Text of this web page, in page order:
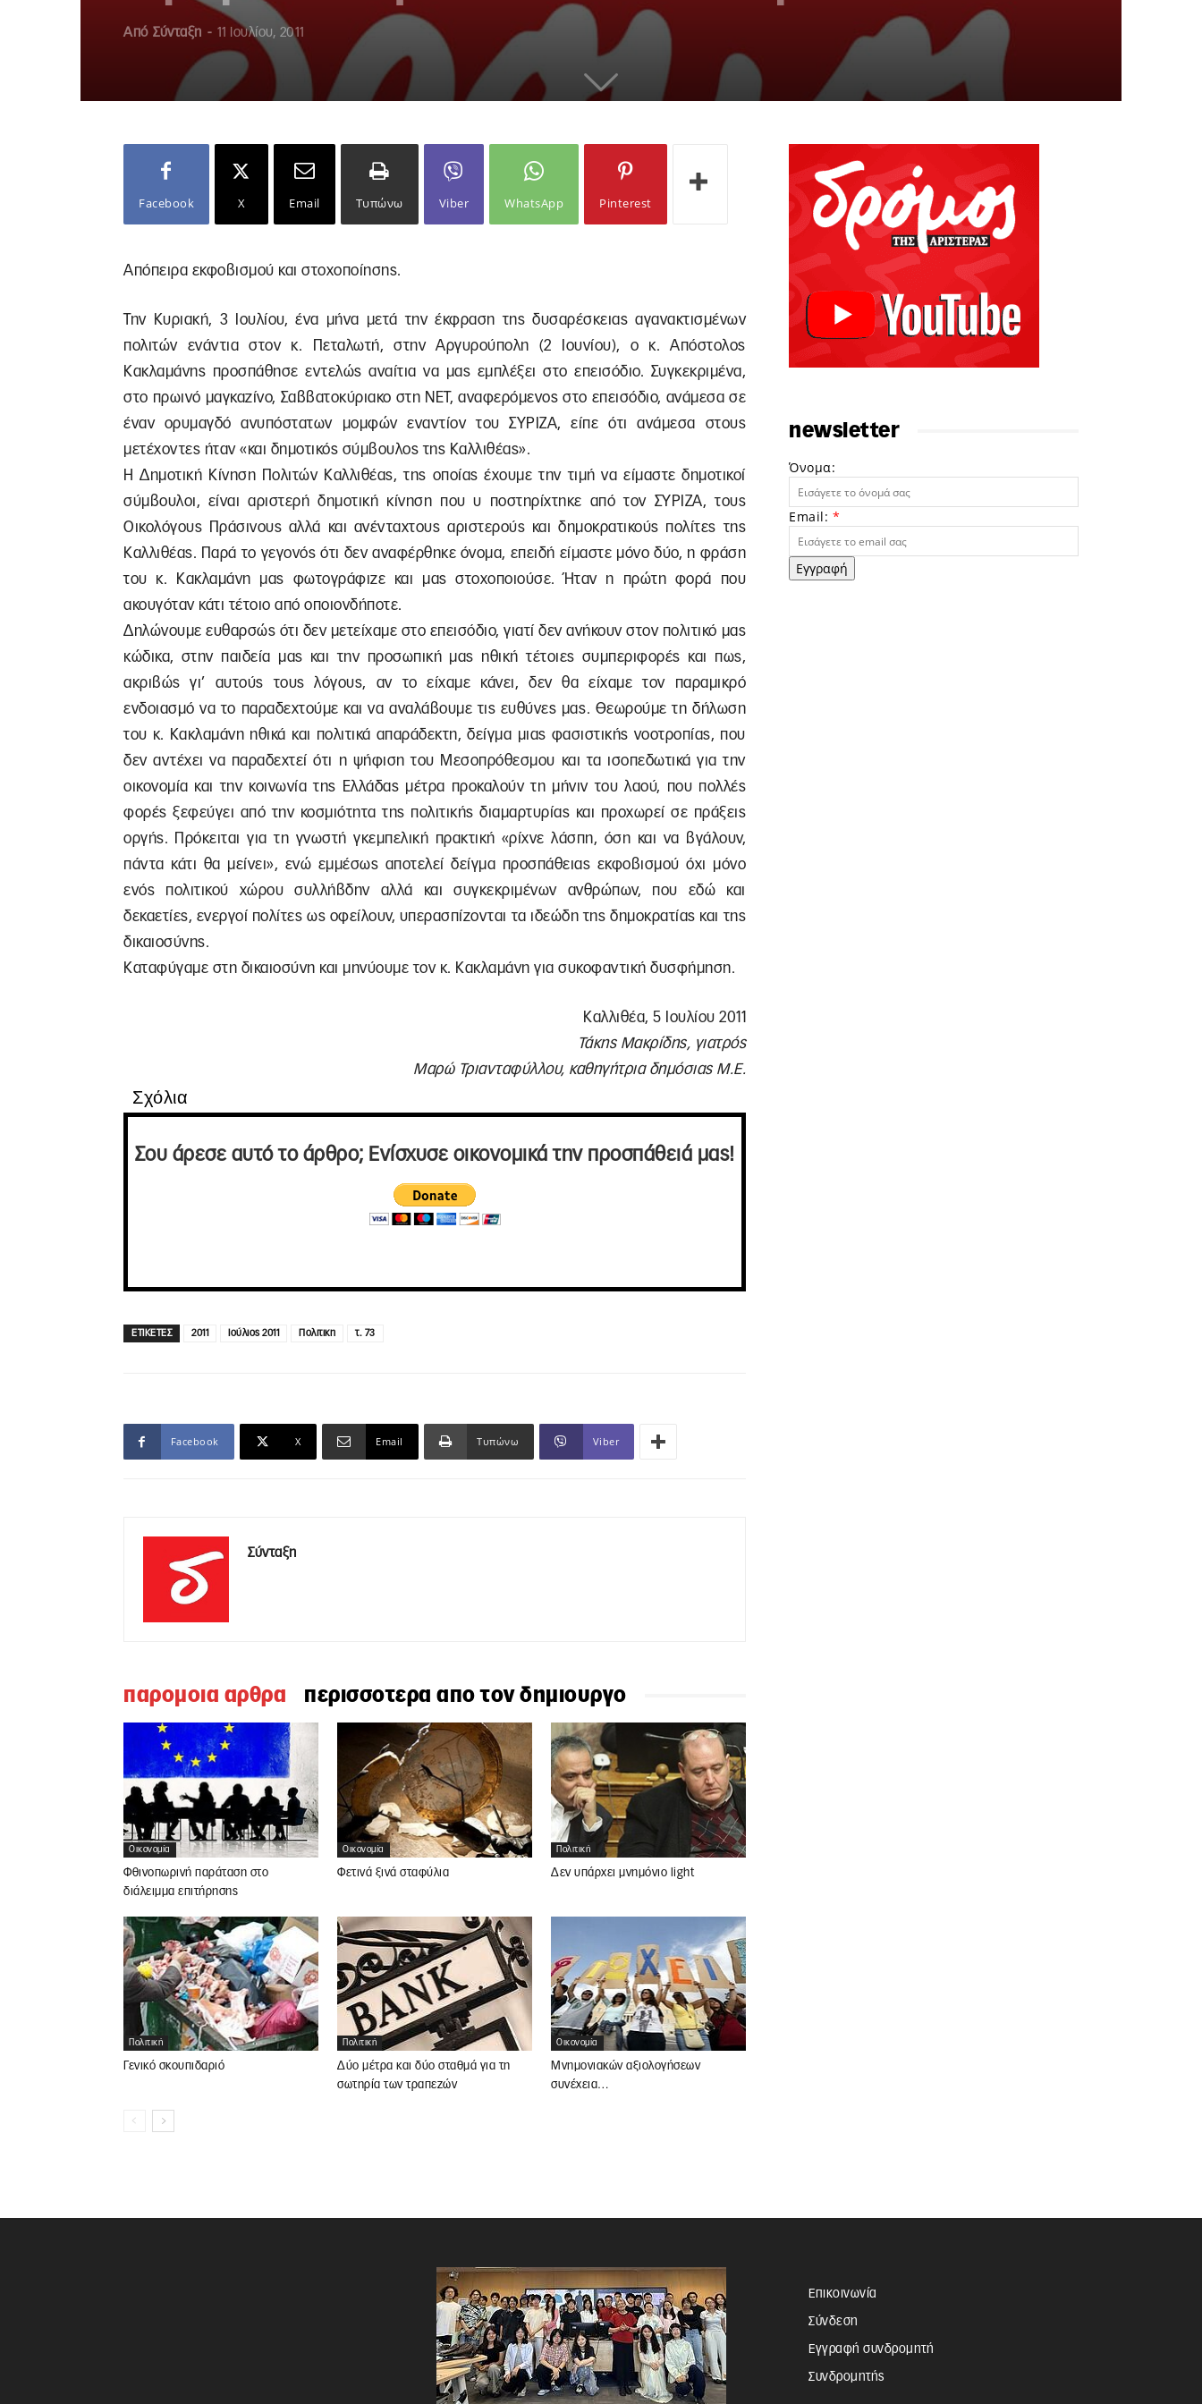
Από Σύνταξη - 11 Ιουλίου, 2011
Facebook X Email Τυπώνω Viber WhatsApp Pinterest
Απόπειρα εκφοβισμού και στοχοποίησης.
Την Κυριακή, 3 Ιουλίου, ένα μήνα μετά την έκφραση της δυσαρέσκειας αγανακτισμένων
πολιτών ενάντια στον κ. Πεταλωτή, στην Αργυρούπολη (2 Ιουνίου), ο κ. Απόστολος
Κακλαμάνης προσπάθησε εντελώς αναίτια να μας εμπλέξει στο επεισόδιο. Συγκεκριμένα,
στο πρωινό μαγκαζίνο, Σαββατοκύριακο στη ΝΕΤ, αναφερόμενος στο επεισόδιο, ανάμεσα σε
έναν ορυμαγδό ανυπόστατων μομφών εναντίον του ΣΥΡΙΖΑ, είπε ότι ανάμεσα στους
μετέχοντες ήταν «και δημοτικός σύμβουλος της Καλλιθέας».
Η Δημοτική Κίνηση Πολιτών Καλλιθέας, της οποίας έχουμε την τιμή να είμαστε δημοτικοί
σύμβουλοι, είναι αριστερή δημοτική κίνηση που υ ποστηρίχτηκε από τον ΣΥΡΙΖΑ, τους
Οικολόγους Πράσινους αλλά και ανένταχτους αριστερούς και δημοκρατικούς πολίτες της
Καλλιθέας. Παρά το γεγονός ότι δεν αναφέρθηκε όνομα, επειδή είμαστε μόνο δύο, η φράση
του κ. Κακλαμάνη μας φωτογράφιζε και μας στοχοποιούσε. Ήταν η πρώτη φορά που
ακουγόταν κάτι τέτοιο από οποιονδήποτε.
Δηλώνουμε ευθαρσώς ότι δεν μετείχαμε στο επεισόδιο, γιατί δεν ανήκουν στον πολιτικό μας
κώδικα, στην παιδεία μας και την προσωπική μας ηθική τέτοιες συμπεριφορές και πως,
ακριβώς γι’ αυτούς τους λόγους, αν το είχαμε κάνει, δεν θα είχαμε τον παραμικρό
ενδοιασμό να το παραδεχτούμε και να αναλάβουμε τις ευθύνες μας. Θεωρούμε τη δήλωση
του κ. Κακλαμάνη ηθικά και πολιτικά απαράδεκτη, δείγμα μιας φασιστικής νοοτροπίας, που
δεν αντέχει να παραδεχτεί ότι η ψήφιση του Μεσοπρόθεσμου και τα ισοπεδωτικά για την
οικονομία και την κοινωνία της Ελλάδας μέτρα προκαλούν τη μήνιν του λαού, που πολλές
φορές ξεφεύγει από την κοσμιότητα της πολιτικής διαμαρτυρίας και προχωρεί σε πράξεις
οργής. Πρόκειται για τη γνωστή γκεμπελική πρακτική «ρίχνε λάσπη, όση και να βγάλουν,
πάντα κάτι θα μείνει», ενώ εμμέσως αποτελεί δείγμα προσπάθειας εκφοβισμού όχι μόνο
ενός πολιτικού χώρου συλλήβδην αλλά και συγκεκριμένων ανθρώπων, που εδώ και
δεκαετίες, ενεργοί πολίτες ως οφείλουν, υπερασπίζονται τα ιδεώδη της δημοκρατίας και της
δικαιοσύνης.
Καταφύγαμε στη δικαιοσύνη και μηνύουμε τον κ. Κακλαμάνη για συκοφαντική δυσφήμηση.
Καλλιθέα, 5 Ιουλίου 2011
Τάκης Μακρίδης, γιατρός
Μαρώ Τριανταφύλλου, καθηγήτρια δημόσιας Μ.Ε.
Σχόλια
Σου άρεσε αυτό το άρθρο; Ενίσχυσε οικονομικά την προσπάθειά μας!
ΕΤΙΚΕΤΕΣ 2011 Ιούλιος 2011 Πολιτικη τ. 73
Facebook X Email Τυπώνω Viber
Σύνταξη
παρομοια αρθρα περισσοτερα απο τον δημιουργο
Οικονομία
Φθινοπωρινή παράταση στο
διάλειμμα επιτήρησης
Οικονομία
Φετινά ξινά σταφύλια
Πολιτική
Δεν υπάρχει μνημόνιο light
Πολιτική
Γενικό σκουπιδαριό
Πολιτική
Δύο μέτρα και δύο σταθμά για τη
σωτηρία των τραπεζών
Οικονομία
Μνημονιακών αξιολογήσεων
συνέχεια…
newsletter
Όνομα:
Email: *
Εγγραφή
Επικοινωνία
Σύνδεση
Εγγραφή συνδρομητή
Συνδρομητής